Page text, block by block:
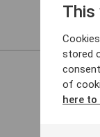
This
stored
of
here